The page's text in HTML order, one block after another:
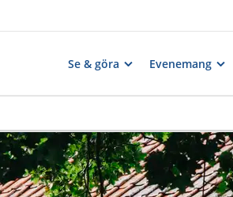
Se & göra Evenemang